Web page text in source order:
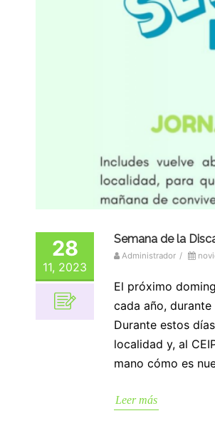
28
11, 2023
Semana de la
Administrador /
El próximo
cada año,
Durante estos
localidad y, al
mano cómo es
Leer más